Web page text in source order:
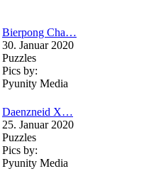
Bierpong Cha…
30. Januar 2020
Puzzles
Pics by:
Pyunity Media
Daenzneid X…
25. Januar 2020
Puzzles
Pics by:
Pyunity Media